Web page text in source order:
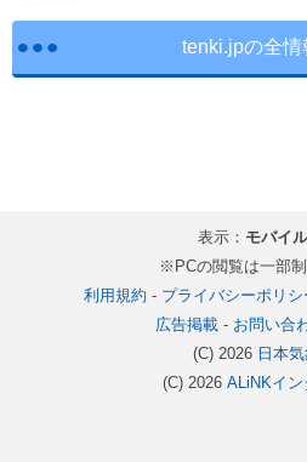
tenki.jpの全情
表示： モバイル
※PCの閲覧は一部
利用規約 - プライバシーポリシ
広告掲載- お問い合
(C) 2026 日本
(C) 2026 ALiNKイン